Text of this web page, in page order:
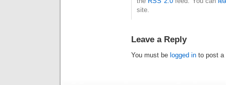
site.
Leave a Reply
You must be logged in to post a